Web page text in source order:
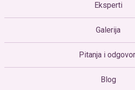
Eksperti
Galerija
Pitanja i
Blog